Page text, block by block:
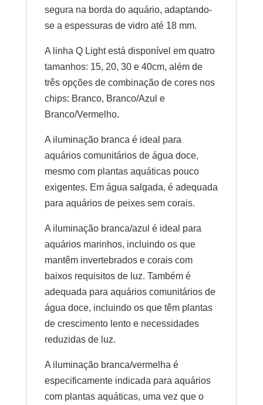
segura na borda do aquário, adaptando-
se a espessuras de vidro até 18 mm.
A linha Q Light está disponível em quatro
tamanhos: 15, 20, 30 e 40cm, além de
três opções de combinação de cores nos
chips: Branco, Branco/Azul e
Branco/Vermelho.
A iluminação branca é ideal para
aquários comunitários de água doce,
mesmo com plantas aquáticas pouco
exigentes. Em água salgada, é adequada
para aquários de peixes sem corais.
A iluminação branca/azul é ideal para
aquários marinhos, incluindo os que
mantêm invertebrados e corais com
baixos requisitos de luz. Também é
adequada para aquários comunitários de
água doce, incluindo os que têm plantas
de crescimento lento e necessidades
reduzidas de luz.
A iluminação branca/vermelha é
especificamente indicada para aquários
com plantas aquáticas, uma vez que o